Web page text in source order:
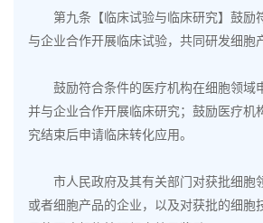
第九条【临床试验与临床研究】鼓励
与企业合作开展临床试验，共同研发细胞
鼓励符合条件的医疗机构在细胞领域申
并与企业合作开展临床研究；鼓励医疗机
究结束后申请临床转化应用。
市人民政府及其有关部门对获批细胞
或者细胞产品的企业，以及对获批的细胞